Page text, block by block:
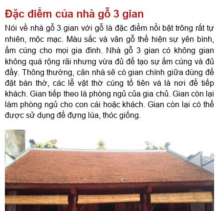
Đặc điểm của nhà gỗ 3 gian
Nói về nhà gỗ 3 gian với gỗ là đặc điểm nổi bật trông rất tự
nhiên, mộc mạc. Màu sắc và vân gỗ thể hiện sự yên bình,
ấm cúng cho mọi gia đình. Nhà gỗ 3 gian có không gian
không quá rộng rãi nhưng vừa đủ để tạo sự ấm cúng và đủ
đầy. Thông thường, căn nhà sẽ có gian chính giữa dùng để
đặt bàn thờ, các lễ vật thờ cúng tổ tiên và là nơi để tiếp
khách. Gian tiếp theo là phòng ngủ của gia chủ. Gian còn lại
làm phòng ngủ cho con cái hoặc khách. Gian còn lại có thể
được sử dụng để đựng lúa, thóc giống.